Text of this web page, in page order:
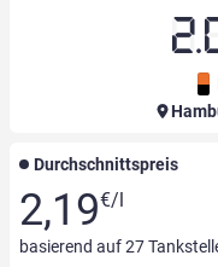
Durchschnittspreis
2,19€/l
basierend auf27